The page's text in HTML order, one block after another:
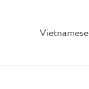
Vietnamese